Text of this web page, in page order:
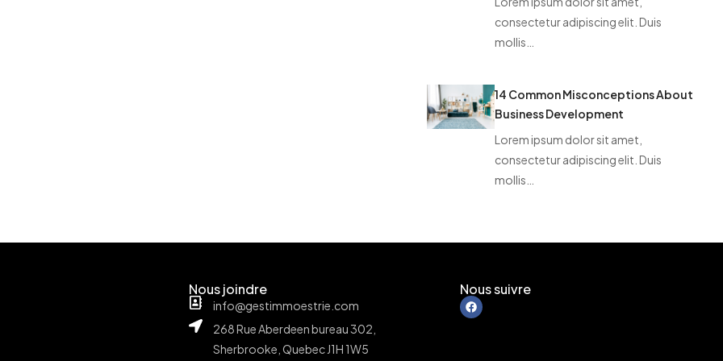
consectetur adipiscing elit. Duis
mollis…
14 Common Misconceptions About
Business Development
Lorem ipsum dolor sit amet,
consectetur adipiscing elit. Duis
mollis…
Nous joindre
info@gestimmoestrie.com
268 Rue Aberdeen bureau 302,
Sherbrooke, Quebec J1H 1W5
Nous suivre